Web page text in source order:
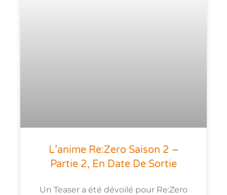
L’anime Re:Zero Saison 2 –
Partie 2, En Date De Sortie
Un Teaser a été dévoilé pour Re:Zero